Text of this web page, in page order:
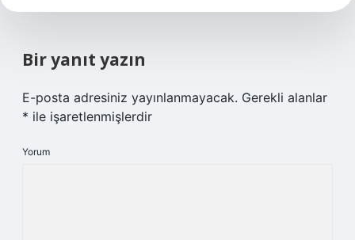
Bir yanıt yazın
E-posta adresiniz yayınlanmayacak. Gerekli alanlar
* ile işaretlenmişlerdir
Yorum